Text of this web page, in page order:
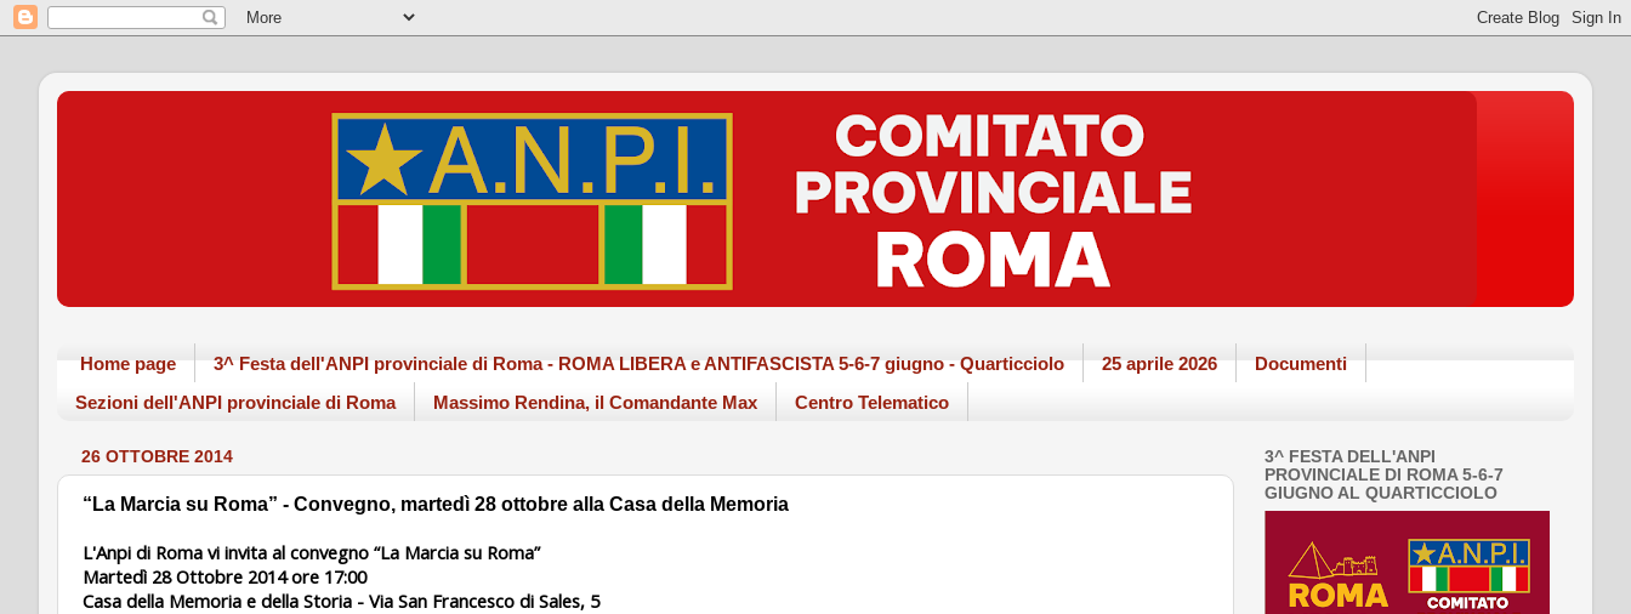
Home page 3^ Festa dell'ANPI provinciale di Roma - ROMA LIBERA e ANTIFASCISTA 5-6-7 giugno - Quarticciolo 25 aprile 2026
Documenti
Sezioni dell'ANPI provinciale di Roma
Massimo Rendina, il Comandante Max Centro Telematico
26 OTTOBRE 2014
“La Marcia su Roma” - Convegno, martedì 28 ottobre alla Casa della Memoria
L'Anpi di Roma vi invita al convegno “La Marcia su Roma”
Martedì 28 Ottobre 2014 ore 17:00
Casa della Memoria e della Storia - Via San Francesco di Sales, 5
3^ FESTA DELL'ANPI
PROVINCIALE DI ROMA 5-6-7
GIUGNO AL QUARTICCIOLO